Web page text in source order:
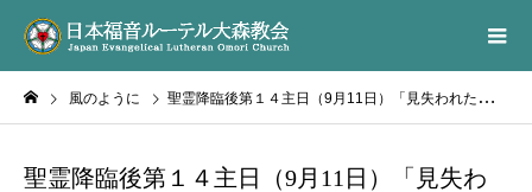
風のように 聖霊降臨後第１４主日（9月11日）「見失われた者の回復」
聖霊降臨後第１４主日（9月11日）「見失わ